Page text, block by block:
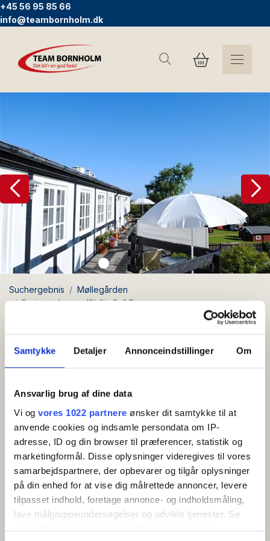
Samtykke Detaljer Annonceindstillinger Om
Ansvarlig brug af dine data
Vi og vores 1022 partnere ønsker dit samtykke til at
anvende cookies og indsamle persondata om IP-
adresse, ID og din browser til præferencer, statistik og
marketingformål. Disse oplysninger videregives til vores
samarbejdspartnere, der opbevarer og tilgår oplysninger
på din enhed for at vise dig målrettede annoncer, levere
tilpasset indhold, foretage annonce- og indholdsmåling,
lave målgruppeundersøgelser og udvikle tjenester. Se
mere information underindstillingerog i vores
+45 56 95 85 66
info@teambornholm.dk
Suchen
Suchergebnis
Møllegården
Ferienwohnung (2) für 2-4 Personen
Ferienwohnung (2) für 2-4
Personen
Kostenloses
Schöne Ferienwohnung von 48 m2 für 2-4
Personen
Eingangshalle mit Eingang zum Badezimmer. Große
Küche mit Essbereich für 4 Personen. Schönes
großes und gut ausgestattetes Wohnzimmer mit TV.
Die Nische bietet Platz für 2 Personen. Schönes
Mehr anzeigen
AMENITIES